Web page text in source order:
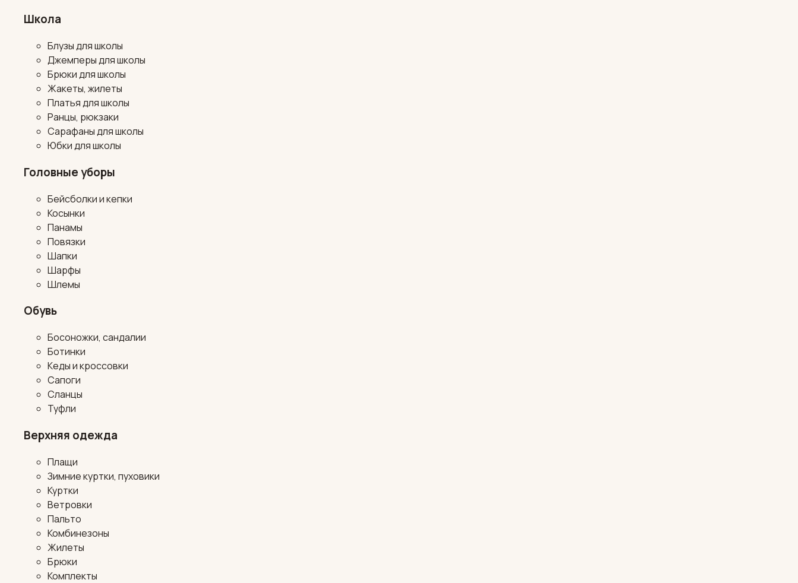
Школа
Блузы для школы
Джемперы для школы
Брюки для школы
Жакеты, жилеты
Платья для школы
Ранцы, рюкзаки
Сарафаны для школы
Юбки для школы
Головные уборы
Бейсболки и кепки
Косынки
Панамы
Повязки
Шапки
Шарфы
Шлемы
Обувь
Босоножки, сандалии
Ботинки
Кеды и кроссовки
Сапоги
Сланцы
Туфли
Верхняя одежда
Плащи
Зимние куртки, пуховики
Куртки
Ветровки
Пальто
Комбинезоны
Жилеты
Брюки
Комплекты